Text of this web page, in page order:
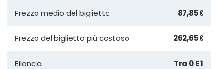
Prezzo medio del biglietto 87,85 €
Prezzo del biglietto più costoso 262,65 €
Bilancia Tra 0 E 1